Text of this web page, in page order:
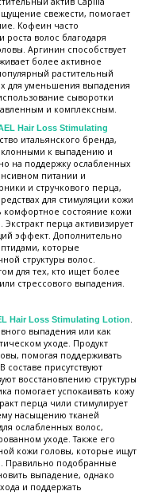
свежести, помогает
Кофеин часто
роста волос благодаря
Аргинин способствует
более активное
растительный
для уменьшения выпадения
сыворотки
и комплексным.
Hair Loss Stimulating
итальянского бренда,
к выпадению и
на поддержку ослабленных
питании и
и стручкового перца,
для стимуляции кожи
комфортное состояние кожи
перца активизирует
эффект. Дополнительно
которые
структуры волос.
для тех, кто ищет более
стрессового выпадения.
Hair Loss Stimulating Lotion.
выпадения или как
уходе. Продукт
помогая поддерживать
составе присутствуют
восстановлению структуры
помогает успокаивать кожу
перца чили стимулирует
насыщению тканей
ослабленных волос,
уходе. Также его
кожи головы, которые ищут
Правильно подобранные
выпадение, однако
и поддержать